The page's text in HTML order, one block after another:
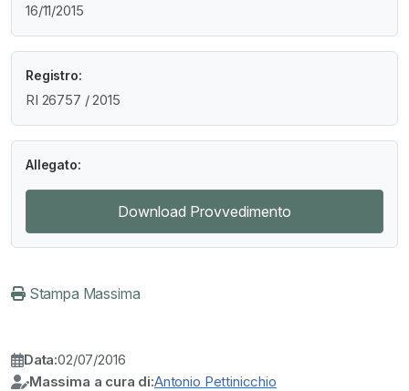
16/11/2015
Registro:
RI 26757 / 2015
Allegato:
Download Provvedimento
Stampa Massima
Data:02/07/2016
Massima a cura di:Antonio Pettinicchio